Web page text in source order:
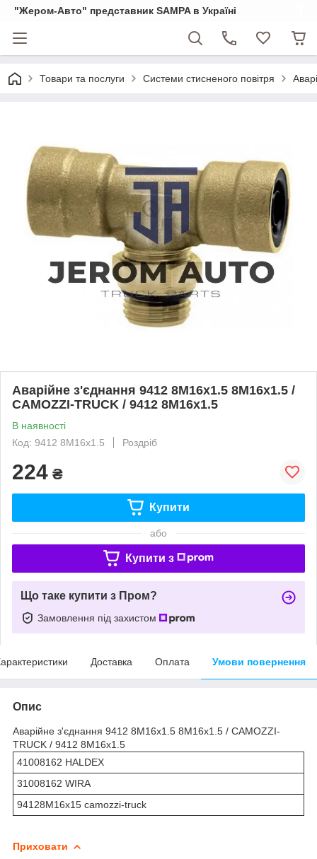
"Жером-Авто" представник SAMPA в Україні
Товари та послуги Системи стисненого повітря
Аварійне з'єднання 9412 8М16х1.5 8М16х1.5 /
CAMOZZI-TRUCK / 9412 8M16x1.5
В наявності
Код: 9412 8M16x1.5
Роздріб
224 ₴
Купити
або
Купити з
Що таке купити з Пром?
Замовлення під захистом
Доставка Оплата Умови повернення
Опис
Аварійне з'єднання 9412 8М16х1.5 8М16х1.5 / CAMOZZI-
TRUCK / 9412 8M16x1.5
41008162 HALDEX
31008162 WIRA
94128M16x15 camozzi-truck
Приховати